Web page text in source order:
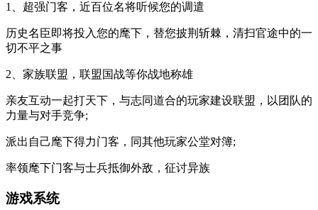
1、超强门客，近百位名将听候您的调遣
历史名臣即将投入您的麾下，替您披荆斩棘，清扫官途中的一
切不平之事
2、家族联盟，联盟国战等你战地称雄
亲友互动一起打天下，与志同道合的玩家建设联盟，以团队的
力量与对手竞争;
派出自己麾下得力门客，同其他玩家公堂对簿;
率领麾下门客与士兵抵御外敌，征讨异族
游戏系统